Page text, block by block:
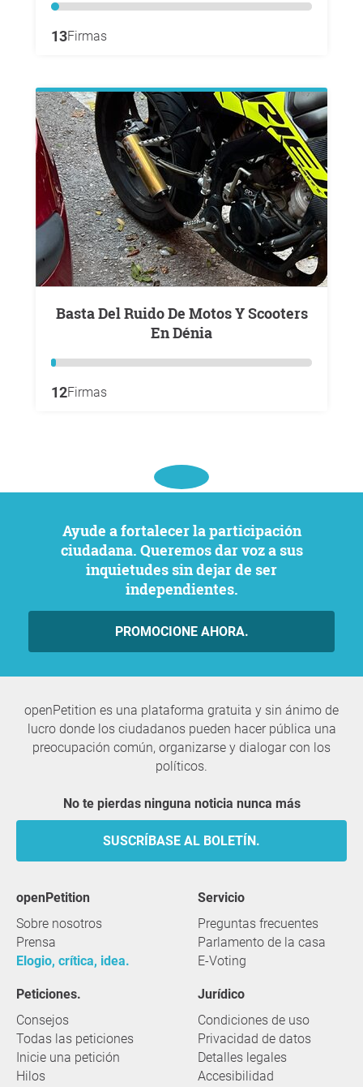
13Firmas
Basta Del Ruido De Motos Y Scooters
En Dénia
12Firmas
Ayude a fortalecer la participación
ciudadana. Queremos dar voz a sus
inquietudes sin dejar de ser
independientes.
PROMOCIONE AHORA.
openPetition es una plataforma gratuita y sin ánimo de
lucro donde los ciudadanos pueden hacer pública una
preocupación común, organizarse y dialogar con los
políticos.
No te pierdas ninguna noticia nunca más
SUSCRÍBASE AL BOLETÍN.
openPetition
Sobre nosotros
Prensa
Elogio, crítica, idea.
servicio
Preguntas frecuentes
Parlamento de la casa
E-Voting
Peticiones.
Consejos
Todas las peticiones
Inicie una petición
Hilos
Jurídico
Condiciones de uso
Privacidad de datos
Detalles legales
Accesibilidad